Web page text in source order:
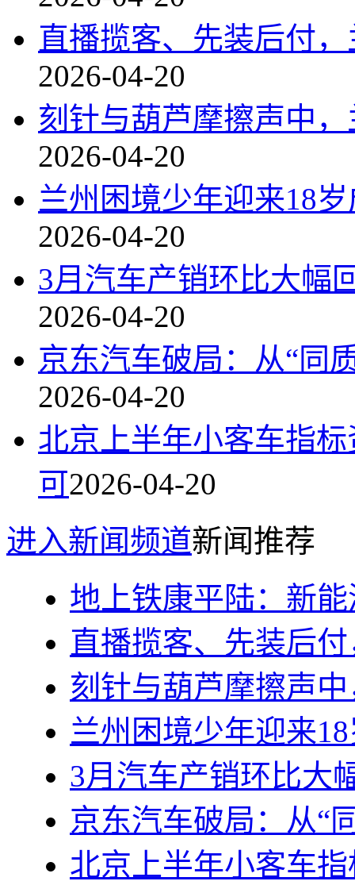
直播揽客、先装后付
2026-04-20
刻针与葫芦摩擦声中
2026-04-20
兰州困境少年迎来18
2026-04-20
3月汽车产销环比大幅
2026-04-20
京东汽车破局：从“同
2026-04-20
北京上半年小客车指
可2026-04-20
进入新闻频道新闻推荐
地上铁康平陆：新
直播揽客、先装后
刻针与葫芦摩擦声
兰州困境少年迎来
3月汽车产销环比大
京东汽车破局：从“
北京上半年小客车